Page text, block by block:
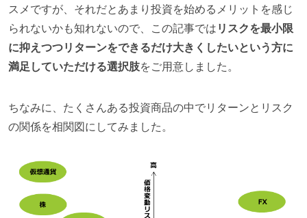
スメですが、それだとあまり投資を始めるメリットを感じ
られないかも知れないので、この記事では リスクを最小限
に抑えつつリターンをできるだけ大きくしたいという方に
満足していただける選択肢をご用意しました。
ちなみに、たくさんある投資商品の中でリターンとリスク
の関係を相関図にしてみました。